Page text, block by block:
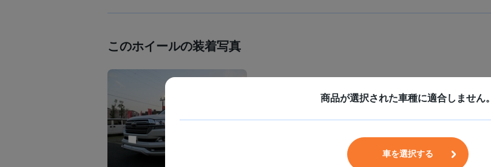
商品が選択された車種に適合しません。
車を選択する
このホイールの装着写真